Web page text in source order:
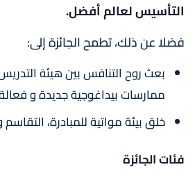
التأسيس لعالم أفضل.
فضلا عن ذلك، تطمح الجائزة إلى:
بعث روح التنافس بين هيئة
ممارسات بيداغوجية جديدة و
خلق بيئة مواتية للمبادرة، التقاسم
فئات الجائزة